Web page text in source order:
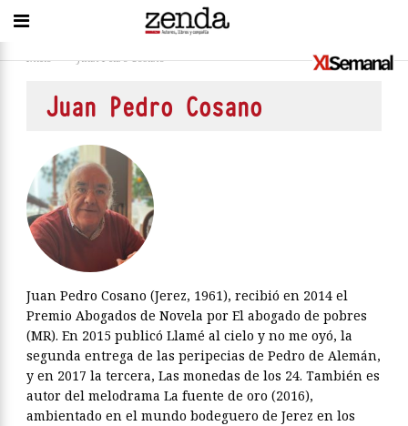
Inicio > Juan Pedro Cosano
Juan Pedro Cosano
Juan Pedro Cosano (Jerez, 1961), recibió en 2014 el
Premio Abogados de Novela por El abogado de pobres
(MR). En 2015 publicó Llamé al cielo y no me oyó, la
segunda entrega de las peripecias de Pedro de Alemán,
y en 2017 la tercera, Las monedas de los 24. También es
autor del melodrama La fuente de oro (2016),
ambientado en el mundo bodeguero de Jerez en los